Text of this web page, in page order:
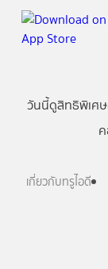
วันนี้ดูสิทธิพิเศษ
เกี่ยวกับทรูไอดี